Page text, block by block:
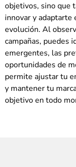
objetivos, sino que
innovar y
evolución. Al
campañas, puedes
emergentes, las
oportunidades de
permite ajustar tu
y mantener tu
objetivo en todo